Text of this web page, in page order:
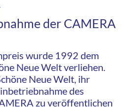
der CAMERA
wurde 1992 dem
Neue Welt verliehen.
Neue Welt, ihr
des
zu veröffentlichen